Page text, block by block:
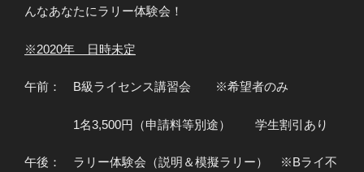
んなあなたにラリー体験会！
※2020年 日時未定
午前： B級ライセンス講習会 ※希望者のみ
1名3,500円（申請料等別途） 学生割引あり
午後： ラリー体験会（説明＆模擬ラリー） ※Bライ不